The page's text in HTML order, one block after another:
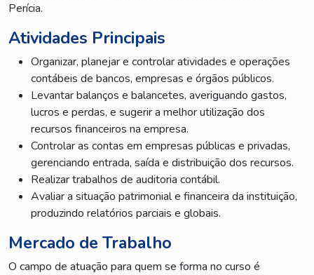
Perícia.
Atividades Principais
Organizar, planejar e controlar atividades e operações
contábeis de bancos, empresas e órgãos públicos.
Levantar balanços e balancetes, averiguando gastos,
lucros e perdas, e sugerir a melhor utilização dos
recursos financeiros na empresa.
Controlar as contas em empresas públicas e privadas,
gerenciando entrada, saída e distribuição dos recursos.
Realizar trabalhos de auditoria contábil.
Avaliar a situação patrimonial e financeira da instituição,
produzindo relatórios parciais e globais.
Mercado de Trabalho
O campo de atuação para quem se forma no curso é